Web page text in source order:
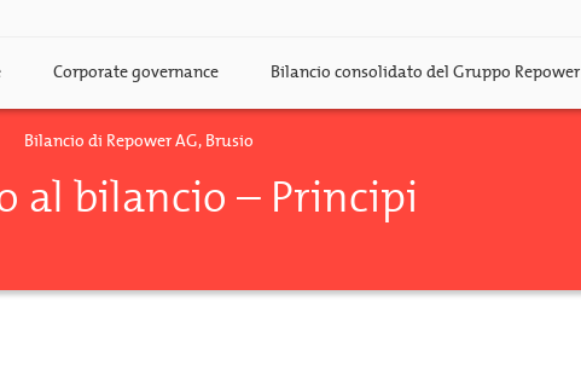
Corporate governance Bilancio consolidato del Gruppo Repower
Bilancio di Repower AG, Brusio
al bilancio – Principi